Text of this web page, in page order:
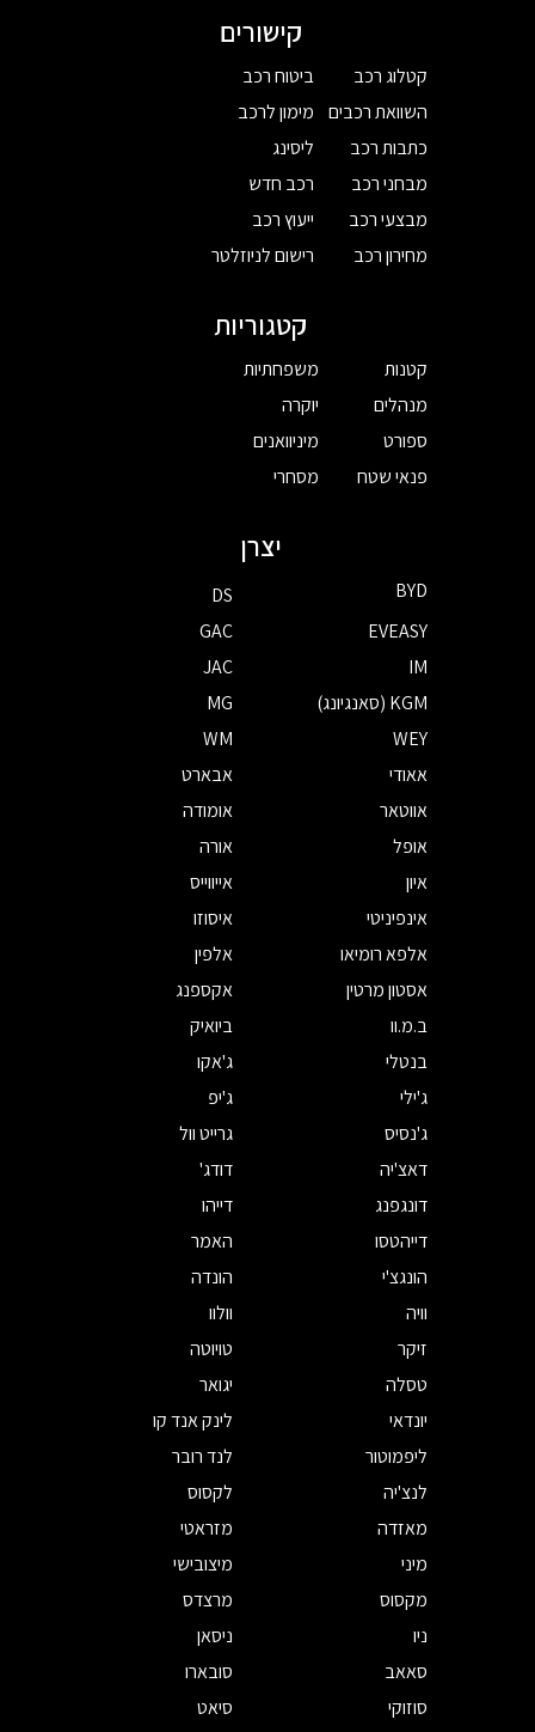
קישורים
קטלוג רכב
השוואת רכבים
כתבות רכב
מבחני רכב
מבצעי רכב
מחירון רכב
ביטוח רכב
מימון לרכב
ליסינג
רכב חדש
ייעוץ רכב
רישום לניוזלטר
קטגוריות
קטנות
מנהלים
ספורט
פנאי שטח
משפחתיות
יוקרה
מיניוואנים
מסחרי
יצרן
BYD
DS
EVEASY
GAC
IM
JAC
KGM (סאנגיונג)
MG
WEY
WM
אאודי
אבארט
אווטאר
אומודה
אופל
אורה
איון
אייווייס
אינפיניטי
איסוזו
אלפא רומיאו
אלפין
אסטון מרטין
אקספנג
ב.מ.וו
ביואיק
בנטלי
ג'אקו
ג'ילי
ג'יפ
ג'נסיס
גרייט וול
דאצ'יה
דודג'
דונגפנג
דייהו
דייהטסו
האמר
הונגצ'י
הונדה
וויה
וולוו
זיקר
טויוטה
טסלה
יגואר
יונדאי
לינק אנד קו
ליפמוטור
לנד רובר
לנצ'יה
לקסוס
מאזדה
מזראטי
מיני
מיצובישי
מקסוס
מרצדס
ניו
ניסאן
סאאב
סובארו
סוזוקי
סיאט